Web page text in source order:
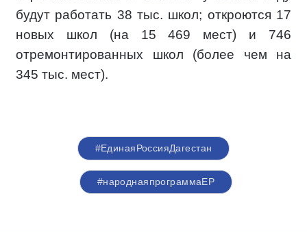
будут работать 38 тыс. школ; откроются 17
новых школ (на 15 469 мест) и 746
отремонтированных школ (более чем на
345 тыс. мест).
#ЕдинаяРоссияДагестан
#народнаяпрограммаЕР